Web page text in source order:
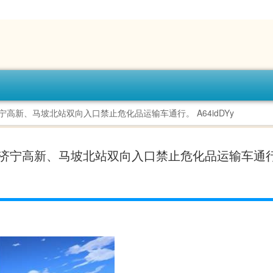
新、马坡北站双向入口禁止危化品运输车通行。 A64idDYy
宁高新、马坡北站双向入口禁止危化品运输车通